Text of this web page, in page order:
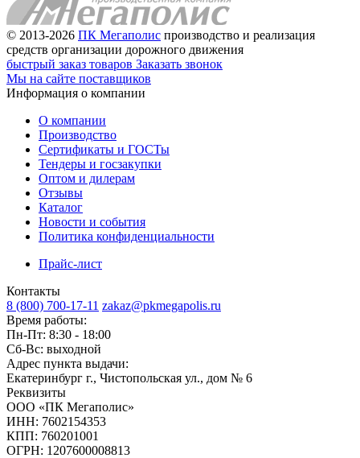
© 2013-2026 ПК Мегаполис производство и реализация
средств организации дорожного движения
быстрый заказ товаров Заказать звонок
Мы на сайте поставщиков
Информация о компании
О компании
Производство
Сертификаты и ГОСТы
Тендеры и госзакупки
Оптом и дилерам
Отзывы
Каталог
Новости и события
Политика конфиденциальности
Прайс-лист
Контакты
8 (800) 700-17-11 zakaz@pkmegapolis.ru
Время работы:
Пн-Пт: 8:30 - 18:00
Сб-Вс: выходной
Адрес пункта выдачи:
Екатеринбург г., Чистопольская ул., дом № 6
Реквизиты
ООО «ПК Мегаполис»
ИНН: 7602154353
КПП: 760201001
ОГРН: 1207600008813